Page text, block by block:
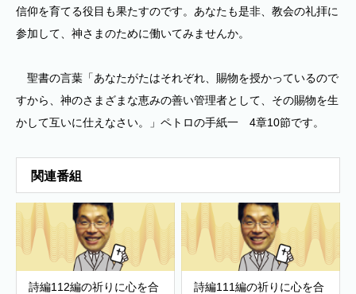
信仰を育てる役目も果たすのです。あなたも是非、教会の礼拝に
参加して、神さまのために働いてみませんか。
聖書の言葉「あなたがたはそれぞれ、賜物を授かっているので
すから、神のさまざまな恵みの善い管理者として、その賜物を生
かして互いに仕えなさい。」ペトロの手紙一 4章10節です。
関連番組
詩編112編の祈りに心を合
詩編111編の祈りに心を合